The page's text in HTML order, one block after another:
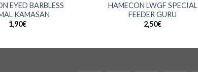
EYED BARBLESS
KAMASAN
1,90€
HAMECON LWGF SPECIAL
FEEDER GURU
2,50€